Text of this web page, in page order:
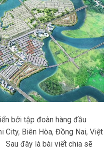
bởi tập đoàn hàng đầu
City, Biên Hòa, Đồng Nai, Việt
Sau đây là bài viết chia sẽ